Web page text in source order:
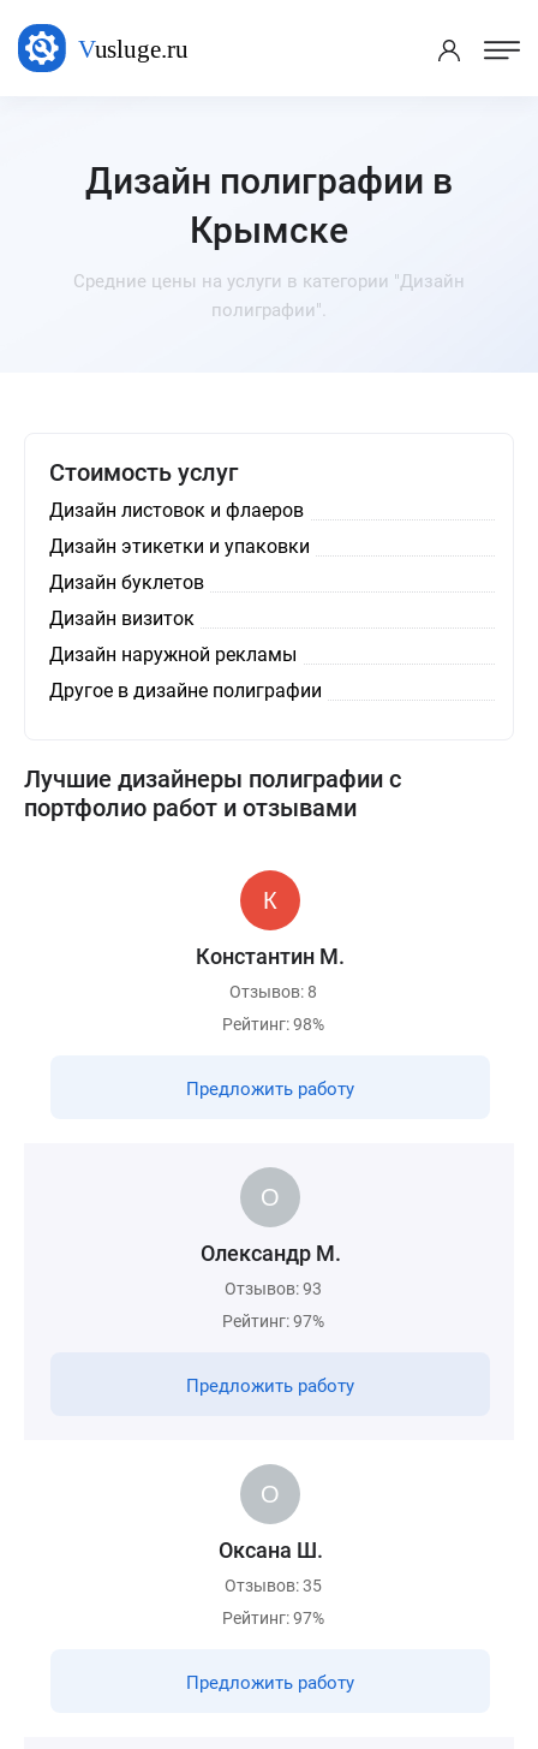
Дизайн полиграфии в
Крымске
Средние цены на услуги в категории "Дизайн
полиграфии".
Стоимость услуг
Дизайн листовок и флаеров
Дизайн этикетки и упаковки
Дизайн буклетов
Дизайн визиток
Дизайн наружной рекламы
Другое в дизайне полиграфии
Лучшие дизайнеры полиграфии с
портфолио работ и отзывами
Константин М.
Отзывов: 8
Рейтинг: 98%
Предложить работу
Олександр М.
Отзывов: 93
Рейтинг: 97%
Предложить работу
Оксана Ш.
Отзывов: 35
Рейтинг: 97%
Предложить работу